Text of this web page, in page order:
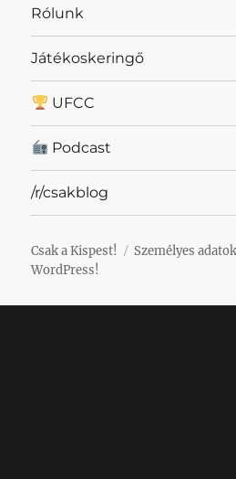
Rólunk
Játékoskeringő
UFCC
Podcast
/r/csakblog
Csak a Kispest! Személyes
WordPress!